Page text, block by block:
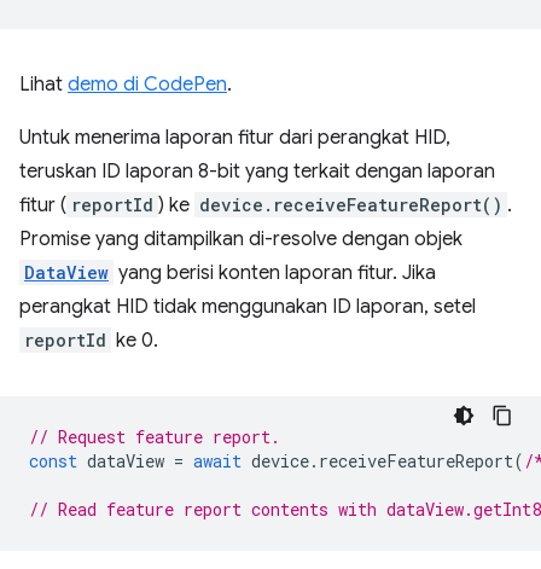
Lihat demo di CodePen.
Untuk menerima laporan fitur dari perangkat HID,
teruskan ID laporan 8-bit yang terkait dengan laporan
fitur ( reportId ) ke device.receiveFeatureReport() .
Promise yang ditampilkan di-resolve dengan objek
DataView yang berisi konten laporan fitur. Jika
perangkat HID tidak menggunakan ID laporan, setel
reportId ke 0.
// Request feature report.
const dataView = await device. receiveFeatureReport( /
// Read feature report contents with